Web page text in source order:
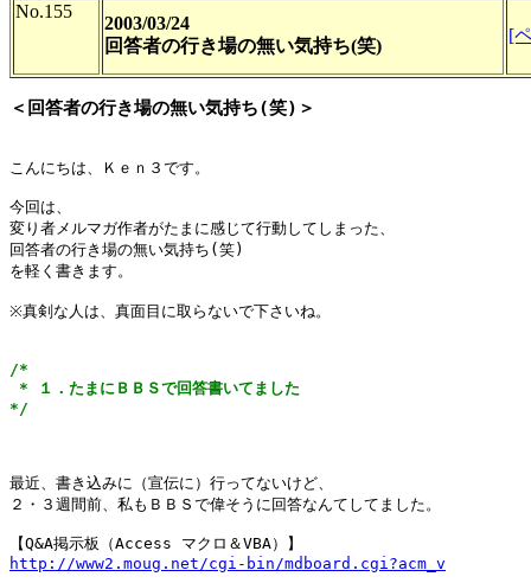
No.155
2003/03/24
回答者の行き場の無い気持ち(笑)
[
＜回答者の行き場の無い気持ち(笑)＞
こんにちは、Ｋｅｎ３です。
今回は、
変り者メルマガ作者がたまに感じて行動してしまった、
回答者の行き場の無い気持ち(笑)
を軽く書きます。
※真剣な人は、真面目に取らないで下さいね。
/*
* １．たまにＢＢＳで回答書いてました
*/
最近、書き込みに（宣伝に）行ってないけど、
２・３週間前、私もＢＢＳで偉そうに回答なんてしてました。
http://www2.moug.net/cgi-bin/mdboard.cgi?acm_v